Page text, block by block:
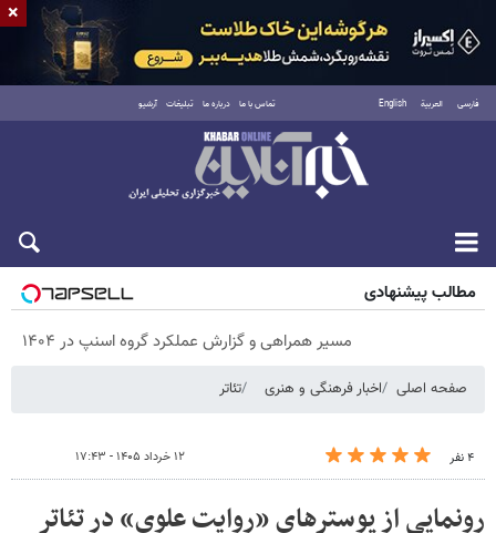
فارسی العربية English تماس با ما درباره ما تبلیغات آرشیو
پنجشنبه ۱۵ مرداد ۱۴۰۵
مطالب پیشنهادی
مسیر همراهی و گزارش عملکرد گروه اسنپ در ۱۴۰۴
صفحه اصلی اخبار فرهنگی و هنری تئاتر
۴ نفر ۱۲ خرداد ۱۴۰۵ - ۱۷:۴۳
رونمایی از پوسترهای «روایت علوی» در تئاتر
×